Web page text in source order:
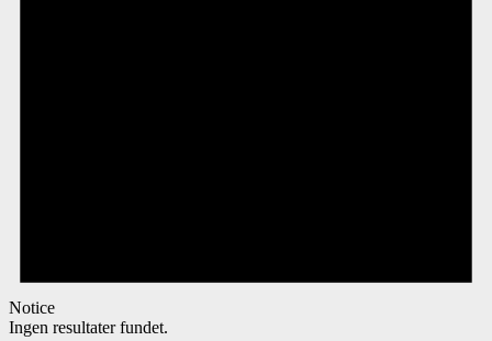
Notice
Ingen resultater fundet.